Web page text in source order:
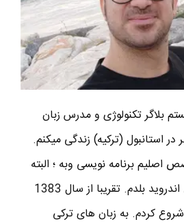
بلاگر تکنولوژی و مدرس زبان
استانبول (ترکیه) زندگی میکنم.
اصلیم برنامه نویسی وبه ؛ البته
کمی هم برنامه نویسی اندروید بلدم. تقریبا از سال 1383
شروع کردم. به زبان های ترکی